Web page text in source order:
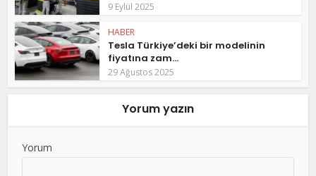
9 Eylül 2025
HABER
Tesla Türkiye’deki bir modelinin
fiyatına zam...
29 Ağustos 2025
Yorum yazın
Yorum